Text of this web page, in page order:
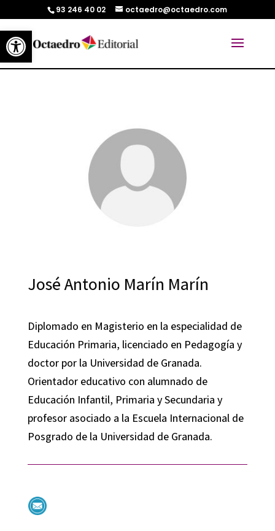
Abrir barra de herramientas
93 246 40 02 octaedro@octaedro.com
José Antonio Marín Marín
Diplomado en Magisterio en la especialidad de
Educación Primaria, licenciado en Pedagogía y
doctor por la Universidad de Granada.
Orientador educativo con alumnado de
Educación Infantil, Primaria y Secundaria y
profesor asociado a la Escuela Internacional de
Posgrado de la Universidad de Granada.